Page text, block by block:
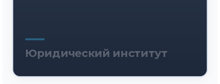
Юридический институт